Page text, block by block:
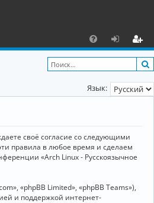
F
A
Q
х
о
д
ег
и
ст
и
Язык:
своё согласие со следующими
правила в любое время и сделаем
«Arch Linux - Русскоязычное
«phpBB Limited», «phpBB Teams»),
и поддержкой интернет-